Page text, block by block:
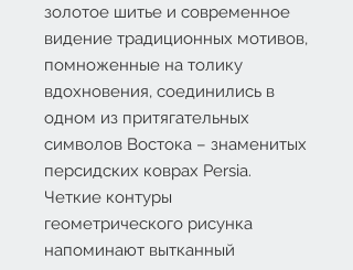
золотое шитье и современное
видение традиционных мотивов,
помноженные на толику
вдохновения, соединились в
одном из притягательных
символов Востока – знаменитых
персидских коврах Persia.
Четкие контуры
геометрического рисунка
напоминают вытканный